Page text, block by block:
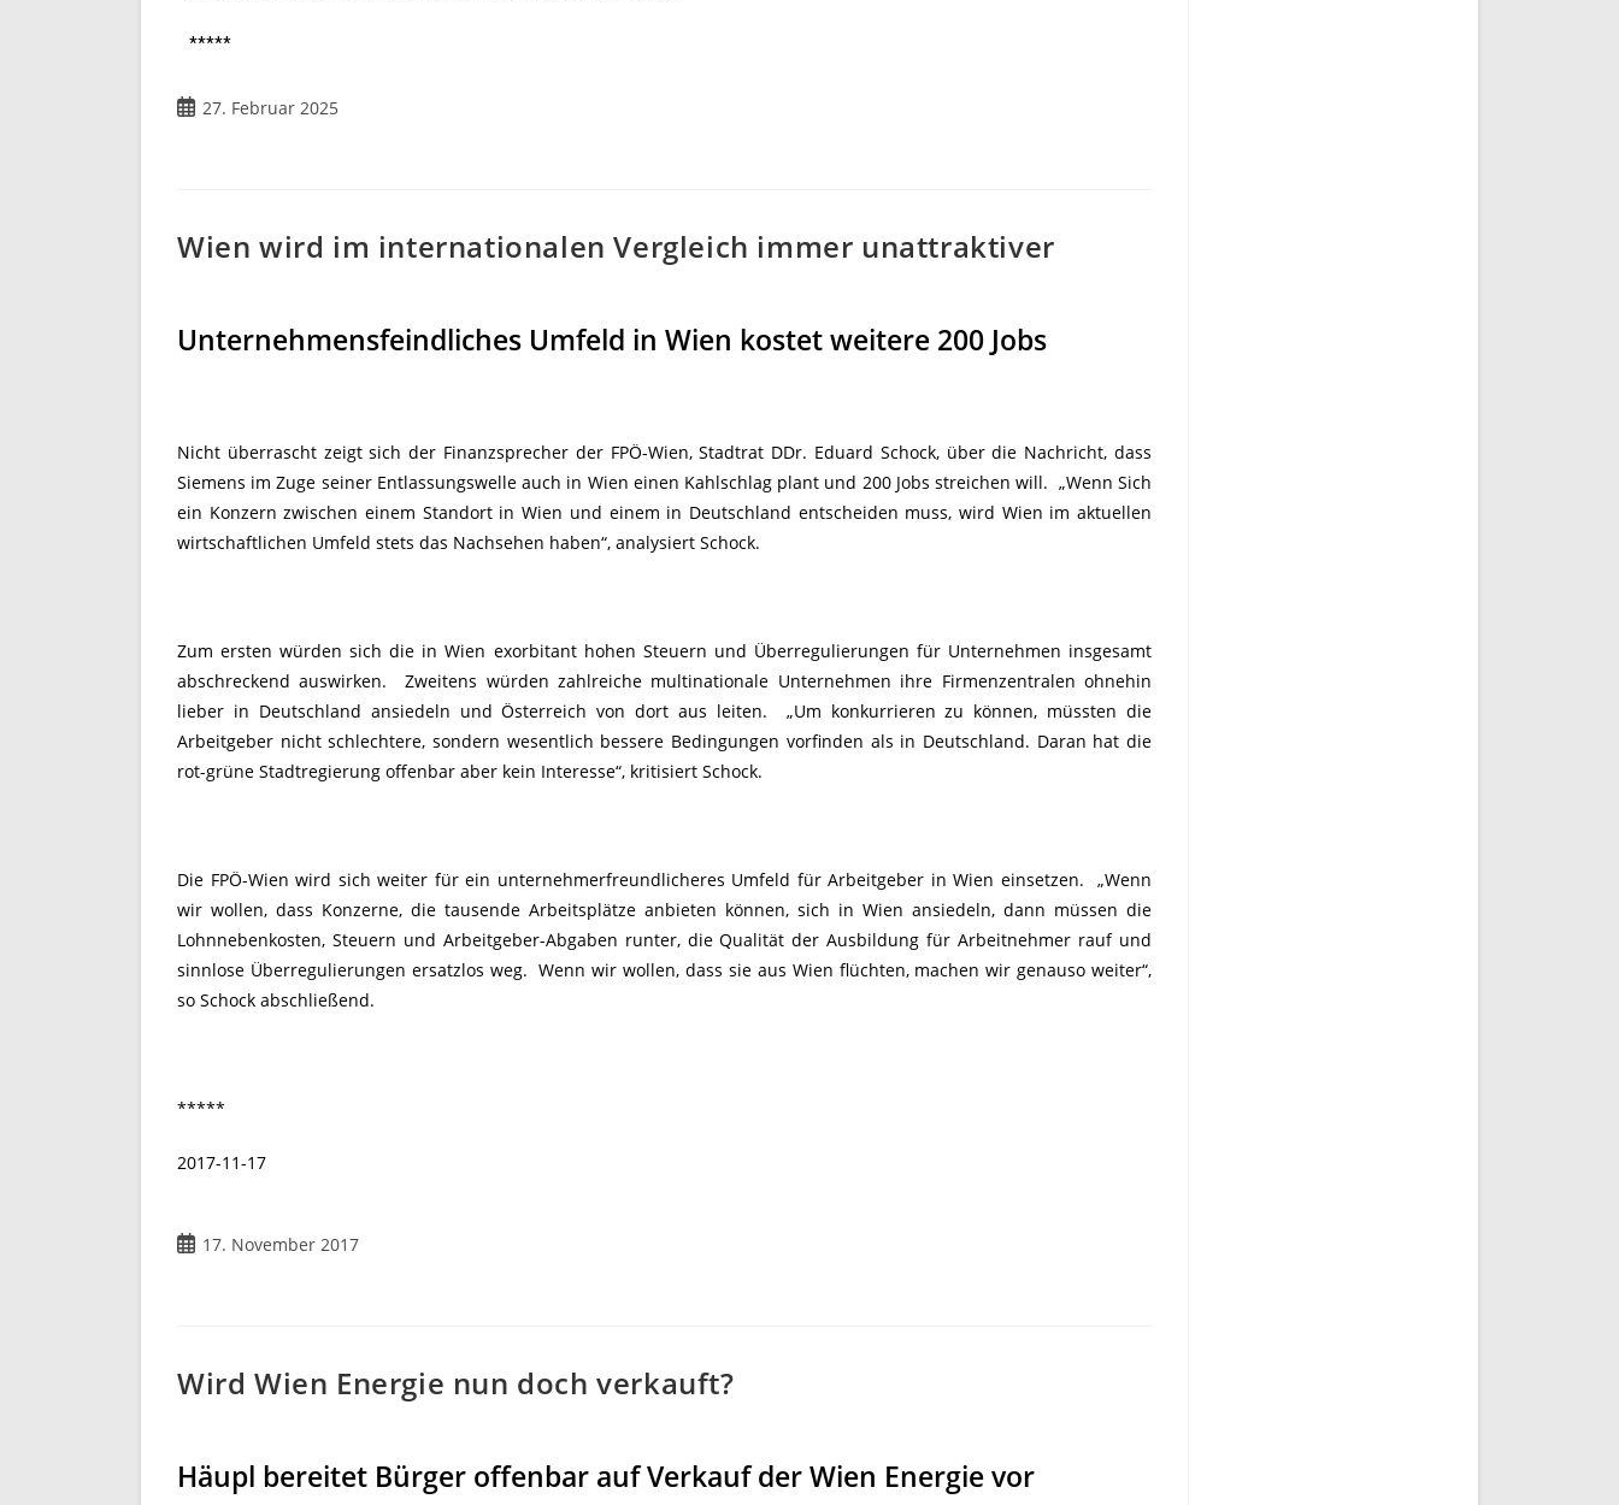
*****
27. Februar 2025
Wien wird im internationalen Vergleich immer unattraktiver
Unternehmensfeindliches Umfeld in Wien kostet weitere 200 Jobs
Nicht überrascht zeigt sich der Finanzsprecher der FPÖ-Wien, Stadtrat DDr. Eduard Schock, über die Nachricht, dass
Siemens im Zuge seiner Entlassungswelle auch in Wien einen Kahlschlag plant und 200 Jobs streichen will. „Wenn Sich
ein Konzern zwischen einem Standort in Wien und einem in Deutschland entscheiden muss, wird Wien im aktuellen
wirtschaftlichen Umfeld stets das Nachsehen haben“, analysiert Schock.
Zum ersten würden sich die in Wien exorbitant hohen Steuern und Überregulierungen für Unternehmen insgesamt
abschreckend auswirken. Zweitens würden zahlreiche multinationale Unternehmen ihre Firmenzentralen ohnehin
lieber in Deutschland ansiedeln und Österreich von dort aus leiten. „Um konkurrieren zu können, müssten die
Arbeitgeber nicht schlechtere, sondern wesentlich bessere Bedingungen vorfinden als in Deutschland. Daran hat die
rot-grüne Stadtregierung offenbar aber kein Interesse“, kritisiert Schock.
Die FPÖ-Wien wird sich weiter für ein unternehmerfreundlicheres Umfeld für Arbeitgeber in Wien einsetzen. „Wenn
wir wollen, dass Konzerne, die tausende Arbeitsplätze anbieten können, sich in Wien ansiedeln, dann müssen die
Lohnnebenkosten, Steuern und Arbeitgeber-Abgaben runter, die Qualität der Ausbildung für Arbeitnehmer rauf und
sinnlose Überregulierungen ersatzlos weg. Wenn wir wollen, dass sie aus Wien flüchten, machen wir genauso weiter“,
so Schock abschließend.
*****
2017-11-17
17. November 2017
Wird Wien Energie nun doch verkauft?
Häupl bereitet Bürger offenbar auf Verkauf der Wien Energie vor